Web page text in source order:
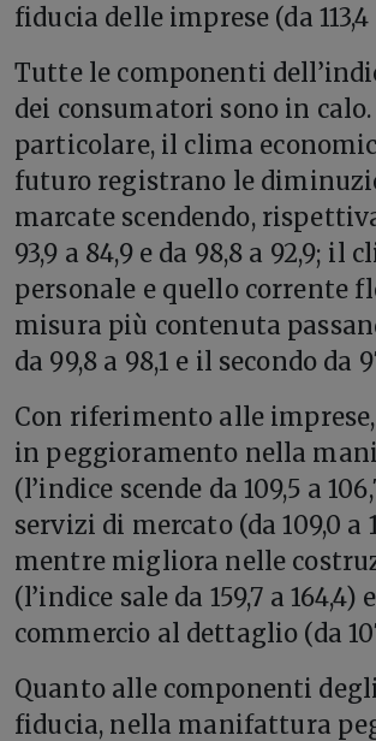
fiducia delle imprese (da 113,4
Tutte le componenti
dei consumatori sono in
particolare, il clima
futuro registrano le
marcate scendendo,
93,9 a 84,9 e da 98,8 a 92,9; il
personale e quello corrente
misura più contenuta
da 99,8 a 98,1 e il secondo da
Con riferimento alle
in peggioramento nella
(l’indice scende da 109,5 a
servizi di mercato (da 109,0 a
mentre migliora nelle
(l’indice sale da 159,7 a 164,4)
commercio al dettaglio (da
Quanto alle componenti
fiducia, nella manifattura